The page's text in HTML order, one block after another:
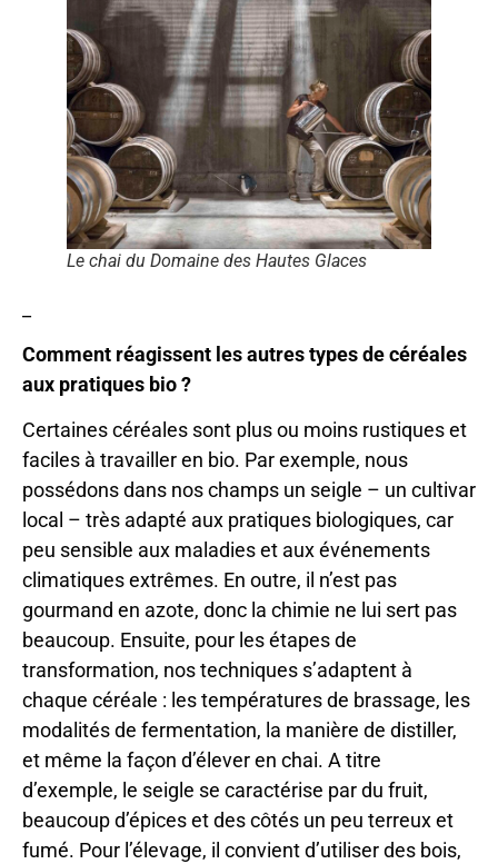
Le chai du Domaine des Hautes Glaces
Comment réagissent les autres types de céréales
aux pratiques bio ?
Certaines céréales sont plus ou moins rustiques et
faciles à travailler en bio. Par exemple, nous
possédons dans nos champs un seigle – un cultivar
local – très adapté aux pratiques biologiques, car
peu sensible aux maladies et aux événements
climatiques extrêmes. En outre, il n’est pas
gourmand en azote, donc la chimie ne lui sert pas
beaucoup. Ensuite, pour les étapes de
transformation, nos techniques s’adaptent à
chaque céréale : les températures de brassage, les
modalités de fermentation, la manière de distiller,
et même la façon d’élever en chai. A titre
d’exemple, le seigle se caractérise par du fruit,
beaucoup d’épices et des côtés un peu terreux et
fumé. Pour l’élevage, il convient d’utiliser des bois,